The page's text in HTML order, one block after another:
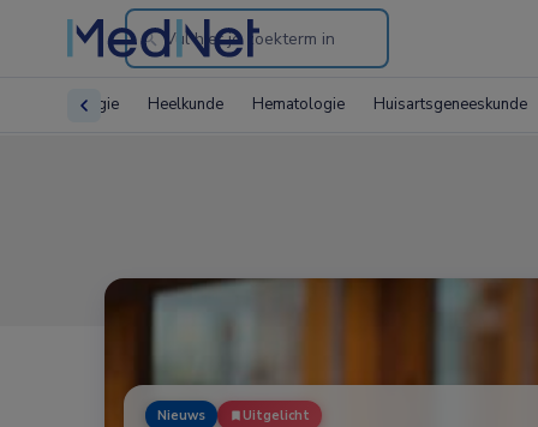
Search
the
Gynaecologie Heelkunde Hematologie Huisartsgeneeskunde
Nieuws Uitgelicht